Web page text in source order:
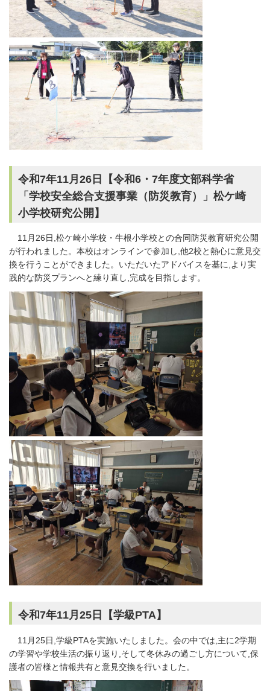
令和7年11月26日【令和6・7年度文部科学省
「学校安全総合支援事業（防災教育）」松ケ崎
小学校研究公開】
11月26日,松ケ崎小学校・牛根小学校との合同防災教育研究公開
が行われました。本校はオンラインで参加し,他2校と熱心に意見交
換を行うことができました。いただいたアドバイスを基に,より実
践的な防災プランへと練り直し,完成を目指します。
令和7年11月25日【学級PTA】
11月25日,学級PTAを実施いたしました。会の中では,主に2学期
の学習や学校生活の振り返り,そして冬休みの過ごし方について,保
護者の皆様と情報共有と意見交換を行いました。